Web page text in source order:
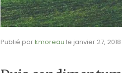
Publié parkmoreau le janvier 27, 2018